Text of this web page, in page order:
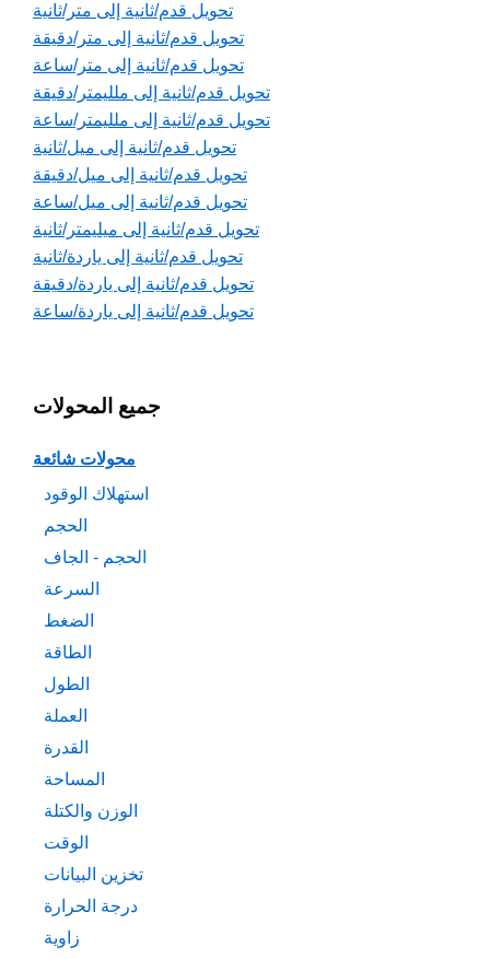
تحويل قدم/ثانية إلى متر/ثانية
تحويل قدم/ثانية إلى متر/دقيقة
تحويل قدم/ثانية إلى متر/ساعة
تحويل قدم/ثانية إلى ملليمتر/دقيقة
تحويل قدم/ثانية إلى ملليمتر/ساعة
تحويل قدم/ثانية إلى ميل/ثانية
تحويل قدم/ثانية إلى ميل/دقيقة
تحويل قدم/ثانية إلى ميل/ساعة
تحويل قدم/ثانية إلى ميليمتر/ثانية
تحويل قدم/ثانية إلى ياردة/ثانية
تحويل قدم/ثانية إلى ياردة/دقيقة
تحويل قدم/ثانية إلى ياردة/ساعة
جميع المحولات
محولات شائعة
استهلاك الوقود
الحجم
الحجم - الجاف
السرعة
الضغط
الطاقة
الطول
العملة
القدرة
المساحة
الوزن والكتلة
الوقت
تخزين البيانات
درجة الحرارة
زاوية